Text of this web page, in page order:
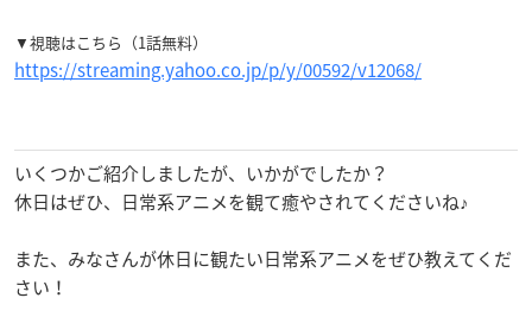
▼視聴はこちら（1話無料）
https://streaming.yahoo.co.jp/p/y/00592/v12068/
いくつかご紹介しましたが、いかがでしたか？
休日はぜひ、日常系アニメを観て癒やされてくださいね♪
また、みなさんが休日に観たい日常系アニメをぜひ教えてくだ
さい！